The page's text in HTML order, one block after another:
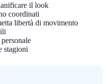
il look
coordinati
libertà di movimento
stagioni